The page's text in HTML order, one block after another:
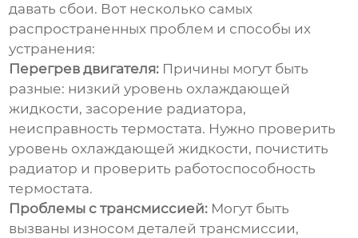
давать сбои. Вот несколько самых
распространенных проблем и способы их
устранения:
Перегрев двигателя: Причины могут быть
разные: низкий уровень охлаждающей
жидкости, засорение радиатора,
неисправность термостата. Нужно проверить
уровень охлаждающей жидкости, почистить
радиатор и проверить работоспособность
термостата.
Проблемы с трансмиссией: Могут быть
вызваны износом деталей трансмиссии,